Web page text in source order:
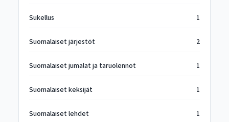
Sukellus 1
Suomalaiset järjestöt 2
Suomalaiset jumalat ja taruolennot 1
Suomalaiset keksijät 1
Suomalaiset lehdet 1